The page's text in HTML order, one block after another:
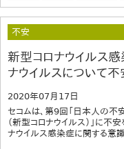
不安
新型コロナウイルス
ナウイルスについて
2020年07月17日
セコムは、第9回「日本人の不
（新型コロナウイルス）」に不
ナウイルス感染症に関する意